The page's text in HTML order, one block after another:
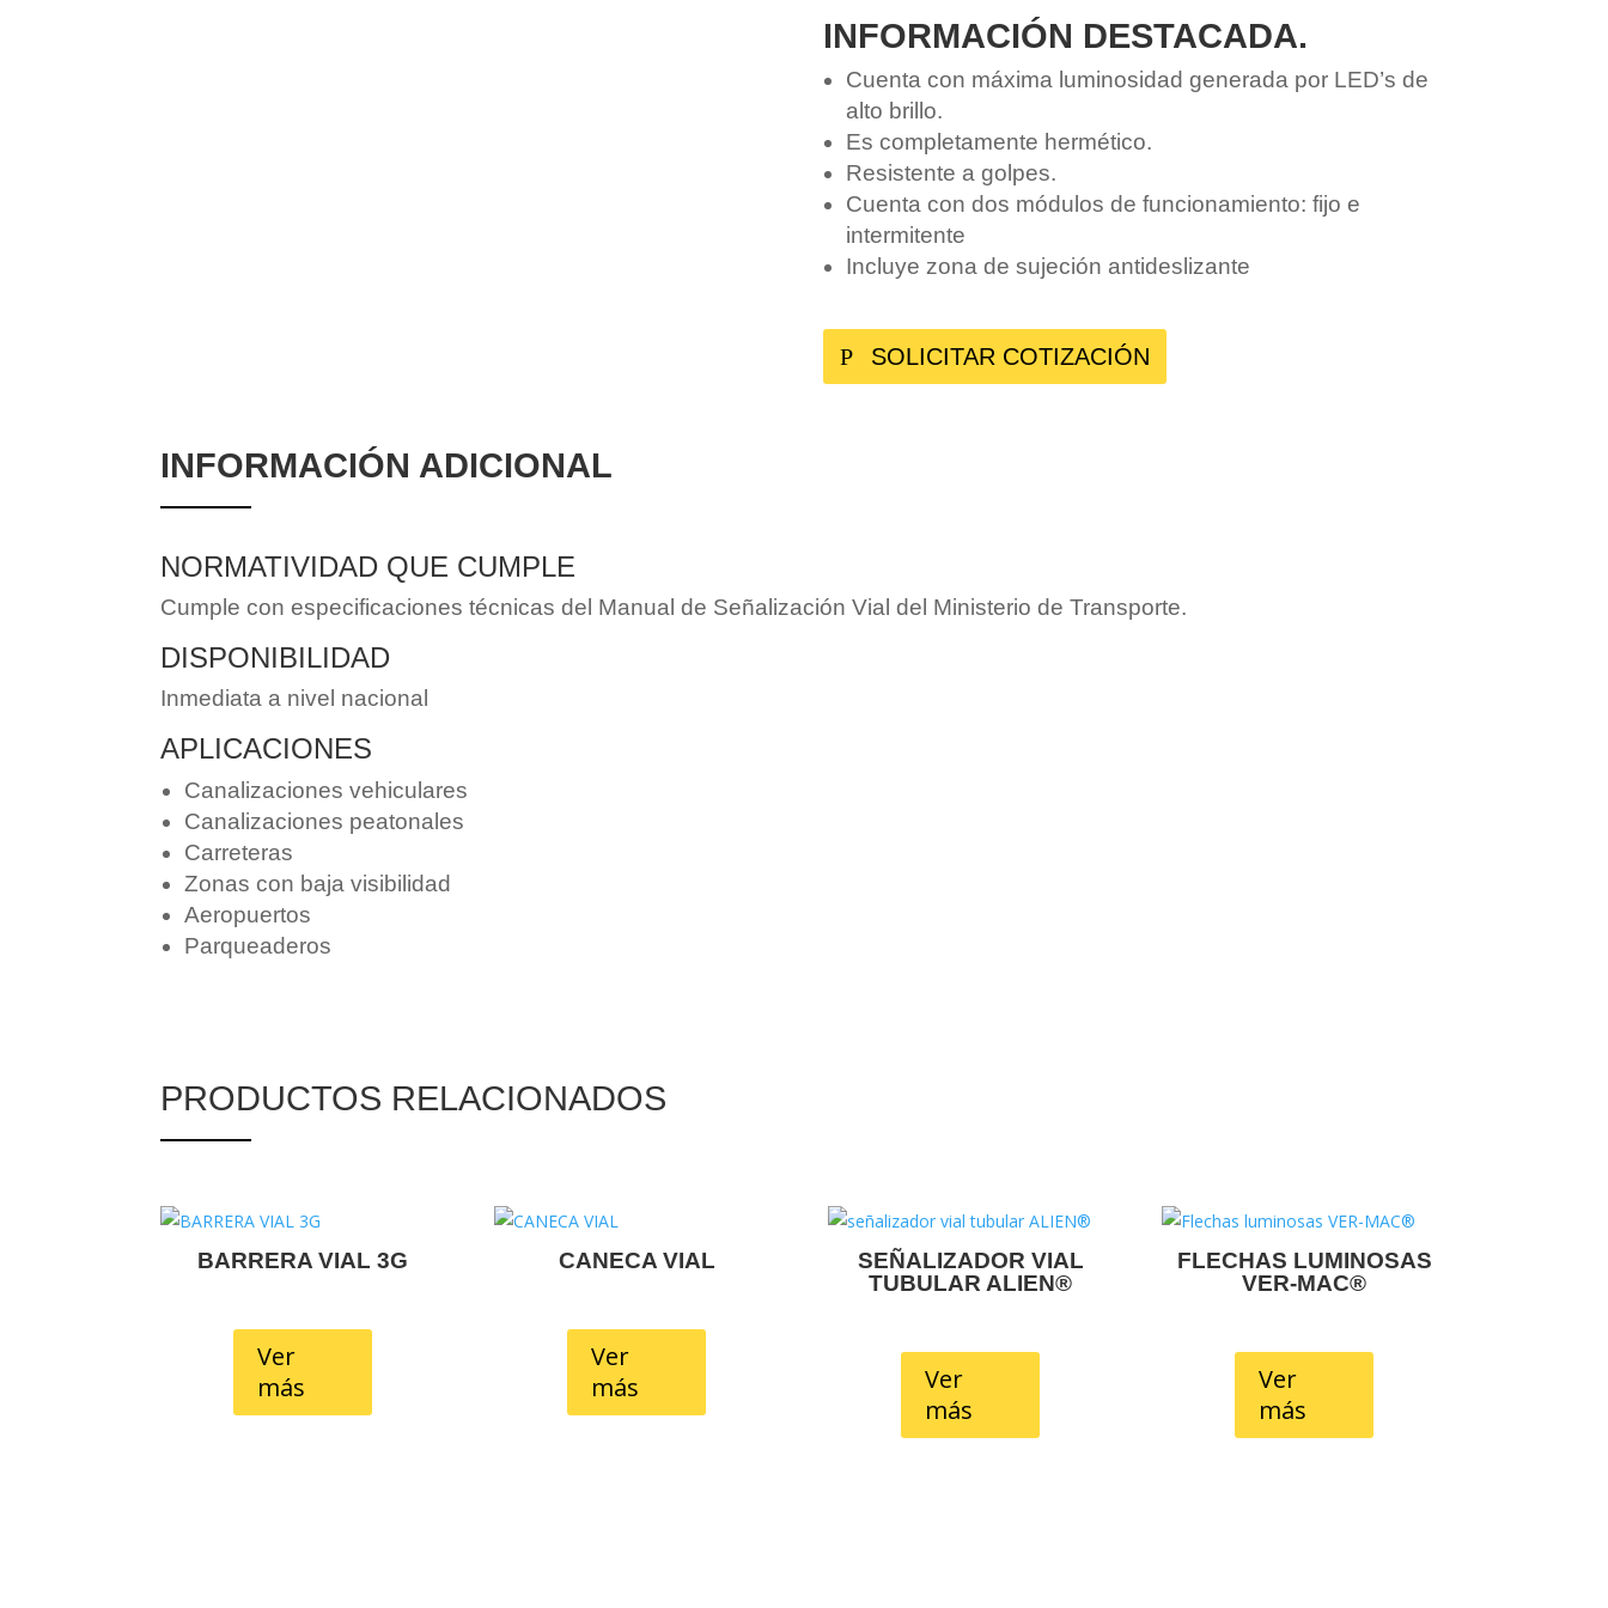
INFORMACIÓN DESTACADA.
Cuenta con máxima luminosidad generada por LED’s de
alto brillo.
Es completamente hermético.
Resistente a golpes.
Cuenta con dos módulos de funcionamiento: fijo e
intermitente
Incluye zona de sujeción antideslizante
SOLICITAR COTIZACIÓN
INFORMACIÓN ADICIONAL
NORMATIVIDAD QUE CUMPLE
Cumple con especificaciones técnicas del Manual de Señalización Vial del Ministerio de Transporte.
DISPONIBILIDAD
Inmediata a nivel nacional
APLICACIONES
Canalizaciones vehiculares
Canalizaciones peatonales
Carreteras
Zonas con baja visibilidad
Aeropuertos
Parqueaderos
PRODUCTOS RELACIONADOS
BARRERA VIAL 3G CANECA VIAL
SEÑALIZADOR VIAL
TUBULAR ALIEN®
FLECHAS LUMINOSAS
VER-MAC®